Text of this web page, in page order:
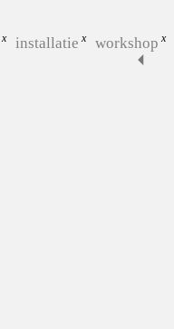
installatie workshop